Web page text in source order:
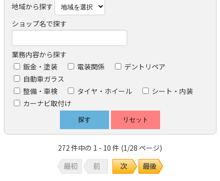
地域から探す
ショップ名で探す
業務内容から探す
鈑金・塗装
電装関係
デントリペア
自動車ガラス
整備・車検
タイヤ・ホイール
シート・内装
カーナビ取付け
272 件中の 1 - 10 件 (1/28 ページ)